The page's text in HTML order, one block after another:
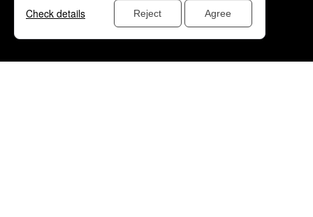
贈答および接待交際に関するポリシー